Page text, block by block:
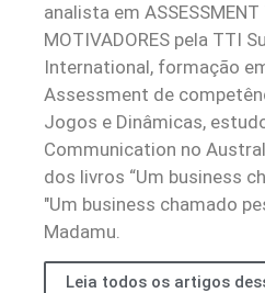
analista em
MOTIVADORES pela TTI
International, formação
Assessment de
Jogos e Dinâmicas,
Communication no
dos livros “Um business
"Um business chamado
Madamu.
Leia todos os artigos